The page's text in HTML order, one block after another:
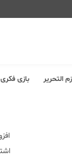
التحریر بازی فکری